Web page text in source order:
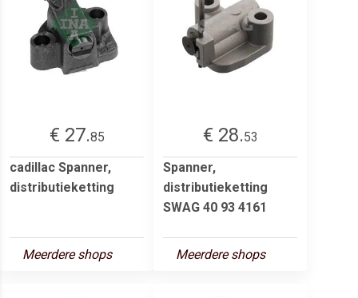
€ 27.85
cadillac Spanner,
distributieketting
Meerdere shops
€ 28.53
Spanner,
distributieketting
SWAG 40 93 4161
Meerdere shops